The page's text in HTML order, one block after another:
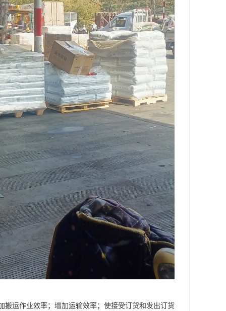
运作业效率；增加运输效率；使接受订货和发出订货